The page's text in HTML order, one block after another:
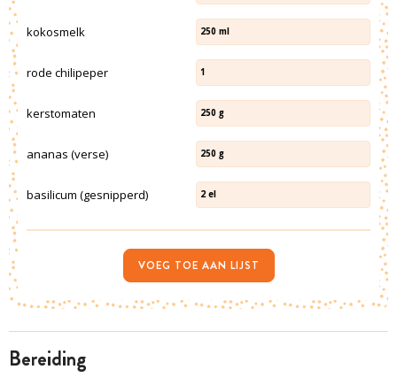
bereiding
kokosmelk 250 ml
rode chilipeper 1
kerstomaten 250 g
ananas (verse) 250 g
basilicum (gesnipperd) 2 el
VOEG TOE AAN LIJST